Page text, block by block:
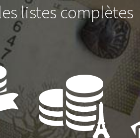
listes complètes